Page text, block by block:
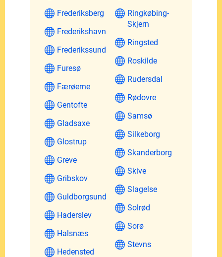
Frederiksberg
Frederikshavn
Frederikssund
Furesø
Færøerne
Gentofte
Gladsaxe
Glostrup
Greve
Gribskov
Guldborgsund
Haderslev
Halsnæs
Hedensted
Ringkøbing-
Skjern
Ringsted
Roskilde
Rudersdal
Rødovre
Samsø
Silkeborg
Skanderborg
Skive
Slagelse
Solrød
Sorø
Stevns